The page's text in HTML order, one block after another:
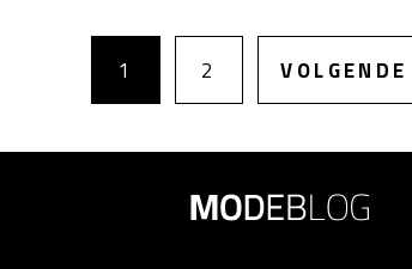
1 2 VOLGENDE